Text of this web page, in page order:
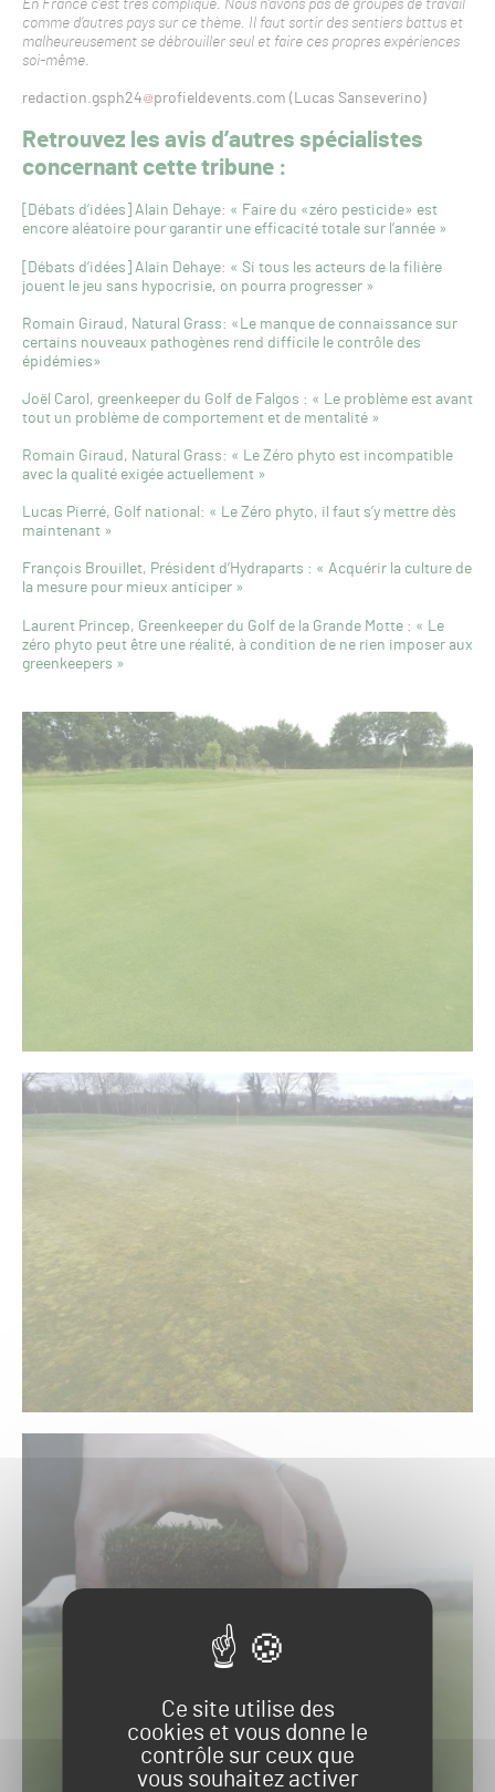
Ce site utilise des
cookies et vous donne le
contrôle sur ceux que
vous souhaitez activer
En France c’est très compliqué. Nous n’avons pas de groupes de travail
comme d’autres pays sur ce thème. Il faut sortir des sentiers battus et
malheureusement se débrouiller seul et faire ces propres expériences
soi-même.
redaction.gsph24 profieldevents.com (Lucas Sanseverino)
Retrouvez les avis d’autres spécialistes
concernant cette tribune :
[Débats d’idées] Alain Dehaye: « Faire du «zéro pesticide» est
encore aléatoire pour garantir une efficacité totale sur l’année »
[Débats d’idées] Alain Dehaye: « Si tous les acteurs de la filière
jouent le jeu sans hypocrisie, on pourra progresser »
Romain Giraud, Natural Grass: «Le manque de connaissance sur
certains nouveaux pathogènes rend difficile le contrôle des
épidémies»
Joël Carol, greenkeeper du Golf de Falgos : « Le problème est avant
tout un problème de comportement et de mentalité »
Romain Giraud, Natural Grass: « Le Zéro phyto est incompatible
avec la qualité exigée actuellement »
Lucas Pierré, Golf national: « Le Zéro phyto, il faut s’y mettre dès
maintenant »
François Brouillet, Président d’Hydraparts : « Acquérir la culture de
la mesure pour mieux anticiper »
Laurent Princep, Greenkeeper du Golf de la Grande Motte : « Le
zéro phyto peut être une réalité, à condition de ne rien imposer aux
greenkeepers »